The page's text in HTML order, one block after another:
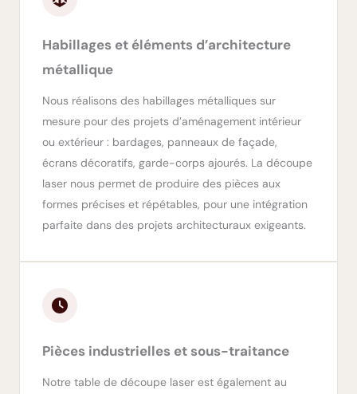
Habillages et éléments d’architecture
métallique
Nous réalisons des habillages métalliques sur
mesure pour des projets d’aménagement intérieur
ou extérieur : bardages, panneaux de façade,
écrans décoratifs, garde-corps ajourés. La découpe
laser nous permet de produire des pièces aux
formes précises et répétables, pour une intégration
parfaite dans des projets architecturaux exigeants.
Pièces industrielles et sous-traitance
Notre table de découpe laser est également au